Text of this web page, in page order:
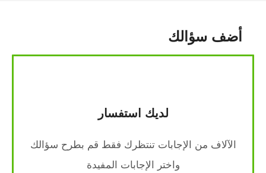
أضف سؤالك
لديك استفسار
الآلاف من الإجابات تنتظرك فقط قم بطرح سؤالك
واختر الإجابات المفيدة